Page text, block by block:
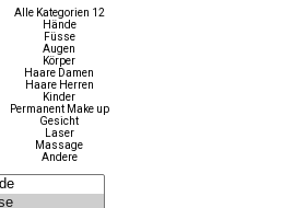
Alle Kategorien 12
Hände
Füsse
Augen
Körper
Haare Damen
Haare Herren
Kinder
Permanent Make up
Gesicht
Laser
Massage
Andere